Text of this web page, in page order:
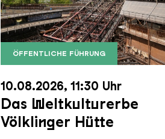
ÖFFENTLICHE FÜHRUNG
Der Erzschrägaufzug der
Copyright: Weltkulturerbe
10.08.2026, 11:30 Uhr
Das Weltkulturerbe
Völklinger Hütte